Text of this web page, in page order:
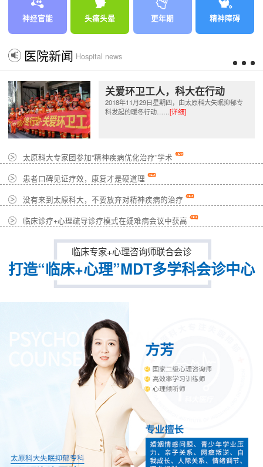
神经官能 头痛头晕 更年期 精神障碍
医院新闻 Hospital news
关爱环卫工人，科大在行动
2018年11月29日星期四，由太原科大失眠抑郁专
科发起的暖冬行动……[详细]
太原科大专家团参加“精神疾病优化治疗”学术
患者口碑见证疗效，康复才是硬道理
没有来到太原科大，不要放弃对精神疾病的治疗
临床诊疗+心理疏导诊疗模式在疑难病会议中获高
临床专家+心理咨询师联合会诊
打造“临床+心理”MDT多学科会诊中心